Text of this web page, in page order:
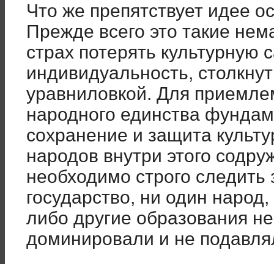
Что же препятствует идее
Прежде всего это такие
страх потерять
индивидуальность,
уравниловкой. Для
народного единства
сохранение и защита
народов внутри этого
необходимо строго
государство, ни один
либо другие образования
доминировали и не